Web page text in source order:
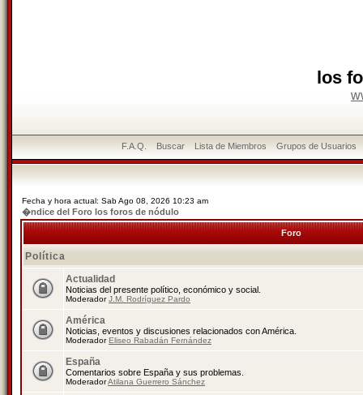
los
F.A.Q. Buscar Lista de Miembros Grupos de Usuarios
Fecha y hora actual: Sab Ago 08, 2026 10:23 am
�ndice del Foro los foros de nódulo
Foro
Política
Actualidad
Noticias del presente político, económico y social.
ModeradorJ.M. Rodríguez Pardo
América
Noticias, eventos y discusiones relacionados con América.
ModeradorEliseo Rabadán Fernández
España
Comentarios sobre España y sus problemas.
ModeradorAtilana Guerrero Sánchez